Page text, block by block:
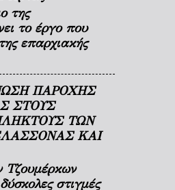
της
το έργο που
επαρχιακής
ΠΑΡΟΧΗΣ
ΣΤΟΥΣ
ΤΩΝ
ΚΑΙ
Τζουμέρκων
στιγμές